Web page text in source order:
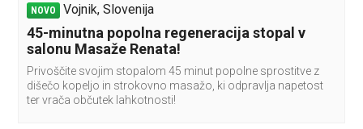
NOVO Vojnik, Slovenija
45-minutna popolna regeneracija stopal v
salonu Masaže Renata!
Privoščite svojim stopalom 45 minut popolne sprostitve z
dišečo kopeljo in strokovno masažo, ki odpravlja napetost
ter vrača občutek lahkotnosti!